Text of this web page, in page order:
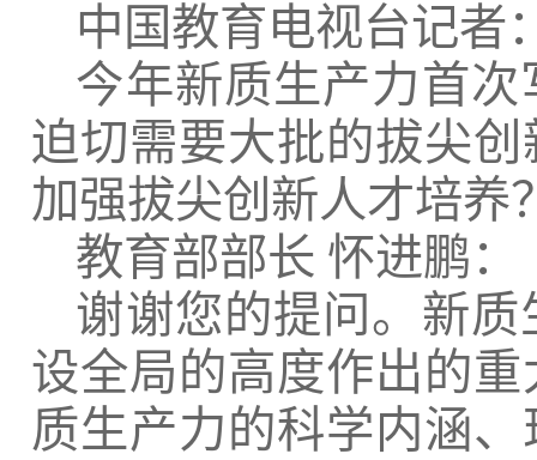
中国教育电视台记者
今年新质生产力首
迫切需要大批的拔尖
加强拔尖创新人才培养
教育部部长 怀进鹏：
谢谢您的提问。新
设全局的高度作出的
质生产力的科学内涵